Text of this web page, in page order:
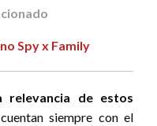
Spy x Family
de estos
siempre con el